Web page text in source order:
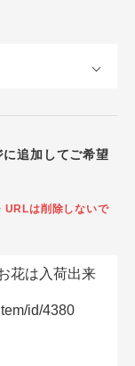
追加してご希望
URLは削除しないで